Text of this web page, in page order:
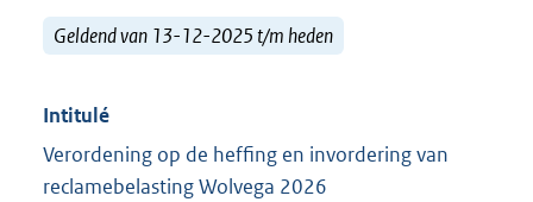
Geldend van 13-12-2025 t/m heden
Intitulé
Verordening op de heffing en invordering van
reclamebelasting Wolvega 2026